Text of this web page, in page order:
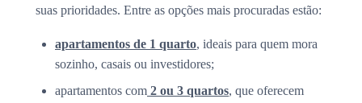
suas prioridades. Entre as opções mais procuradas estão:
apartamentos de 1 quarto, ideais para quem mora
sozinho, casais ou investidores;
apartamentos com 2 ou 3 quartos, que oferecem